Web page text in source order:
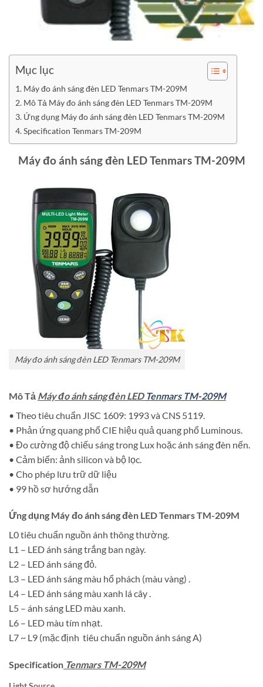
Mục lục
Máy đo ánh sáng đèn LED Tenmars TM-209M
Mô Tả Máy đo ánh sáng đèn LED Tenmars TM-209M
Ứng dụng Máy đo ánh sáng đèn LED Tenmars TM-209M
Specification Tenmars TM-209M
Máy đo ánh sáng đèn LEDTenmars TM-209M
Máy đo ánh sáng đèn LED Tenmars TM-209M
Mô Tả Máy đo ánh sáng đèn LED Tenmars TM-209M
• Theo tiêu chuẩn JISC 1609: 1993 và CNS 5119.
• Phản ứng quang phổ CIE hiệu quả quang phổ Luminous.
• Đo cường độ chiếu sáng trong Lux hoặc ánh sáng đèn nến.
• Cảm biến: ảnh silicon và bộ lọc.
• Cho phép lưu trữ dữ liệu
• 99 hồ sơ hướng dẫn
Ứng dụng Máy đo ánh sáng đèn LEDTenmars TM-209M
L0 tiêu chuẩn nguồn ánh thông thường.
L1 – LED ánh sáng trắng ban ngày.
L2 – LED ánh sáng đỏ.
L3 – LED ánh sáng màu hổ phách (màu vàng) .
L4 – LED ánh sáng màu xanh lá cây .
L5 – ánh sáng LED màu xanh.
L6 – LED màu tím nhạt.
L7 ~ L9 (mặc định tiêu chuẩn nguồn ánh sáng A)
Specification Tenmars TM-209M